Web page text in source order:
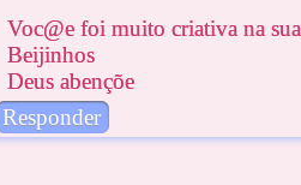
Voc@e foi muito criativa na
Beijinhos
Deus abençõe
Responder